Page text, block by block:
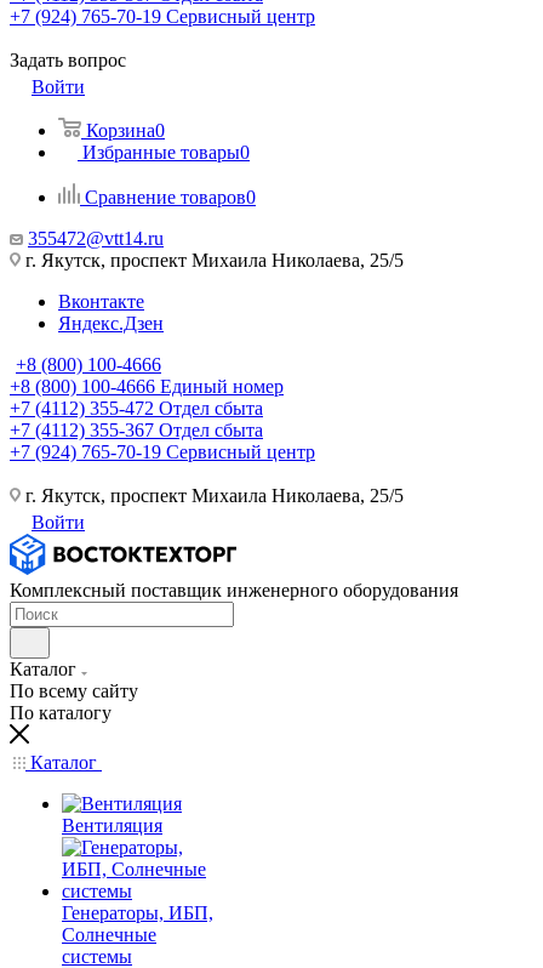
+7 (924) 765-70-19 Сервисный центр
Задать вопрос
Войти
Корзина0
Избранные товары0
Сравнение товаров0
355472@vtt14.ru
г. Якутск, проспект Михаила Николаева, 25/5
Вконтакте
Яндекс.Дзен
+8 (800) 100-4666
+8 (800) 100-4666 Единый номер
+7 (4112) 355-472 Отдел сбыта
+7 (4112) 355-367 Отдел сбыта
+7 (924) 765-70-19 Сервисный центр
г. Якутск, проспект Михаила Николаева, 25/5
Войти
Комплексный поставщик инженерного оборудования
Каталог
По всему сайту
По каталогу
Каталог
Вентиляция
Генераторы, ИБП,
Солнечные
системы